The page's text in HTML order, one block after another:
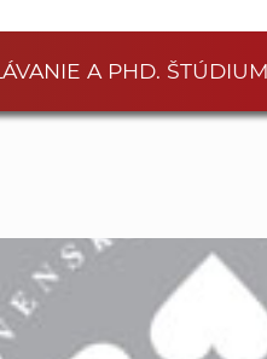
A PHD. ŠTÚDIUM